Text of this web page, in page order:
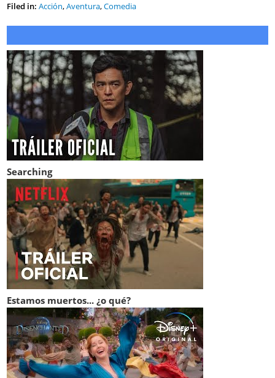
Filed in: Acción,Aventura,Comedia
Searching
Estamos muertos... ¿o qué?